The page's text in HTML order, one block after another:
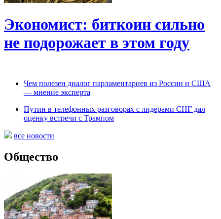
Экономист: биткоин сильно
не подорожает в этом году
Чем полезен диалог парламентариев из России и США
— мнение эксперта
Путин в телефонных разговорах с лидерами СНГ дал
оценку встречи с Трампом
все новости
Общество